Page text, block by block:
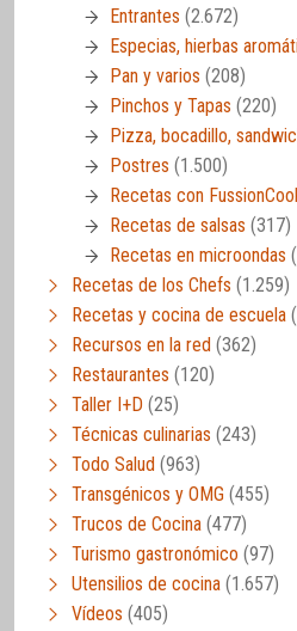
Entrantes (2.672)
Especias, hierbas
Pan y varios (208)
Pinchos y Tapas (220)
Pizza, bocadillo,
Postres (1.500)
Recetas con
Recetas de salsas (317)
Recetas en microondas
Recetas de los Chefs (1.259)
Recetas y cocina de escuela
Recursos en la red (362)
Restaurantes (120)
Taller I+D (25)
Técnicas culinarias (243)
Todo Salud (963)
Transgénicos y OMG (455)
Trucos de Cocina (477)
Turismo gastronómico (97)
Utensilios de cocina (1.657)
Vídeos (405)